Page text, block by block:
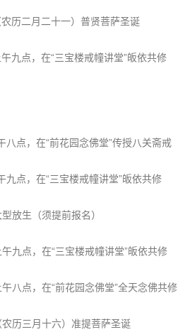
历二月二十一）普贤菩萨圣诞
九点，在“三宝楼戒幢讲堂”皈依共修
八点，在“前花园念佛堂”传授八关斋戒
九点，在“三宝楼戒幢讲堂”皈依共修
放生（须提前报名）
九点，在“三宝楼戒幢讲堂”皈依共修
八点，在“前花园念佛堂”全天念佛共修
历三月十六）准提菩萨圣诞